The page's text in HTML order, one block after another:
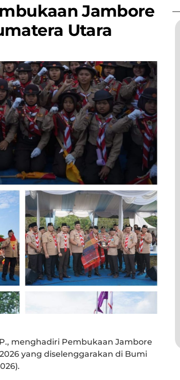
Jambore
Utara
menghadiri Pembukaan Jambore
yang diselenggarakan di Bumi